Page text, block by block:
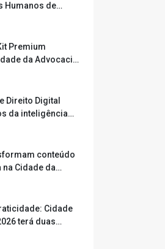
Humanos de
na Cidade
Premium
da Advocacia
Direito Digital
da inteligência
conteúdo
Cidade da
Cidade
terá duas
o áudio